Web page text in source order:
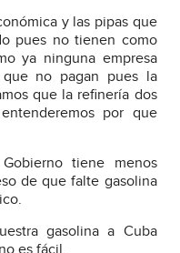
y las pipas que
pues no tienen como
ya ninguna empresa
no pagan pues la
que la refinería dos
por que
tiene menos
de que falte gasolina
gasolina a Cuba
es fácil.